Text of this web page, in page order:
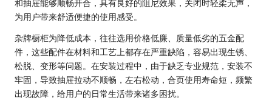
和抽屉能够顺畅开合，具有良好的阻尼效果，关闭时轻柔无声，
为用户带来舒适便捷的使用感受。
杂牌橱柜为降低成本，往往选用价格低廉、质量低劣的五金配
件，这些配件在材料和工艺上都存在严重缺陷，容易出现生锈、
松脱、变形等问题。在安装过程中，由于缺乏专业规范，安装不
牢固，导致抽屉拉动不顺畅，左右松动，合页使用寿命短，频繁
出现故障，给用户的日常生活带来诸多困扰。